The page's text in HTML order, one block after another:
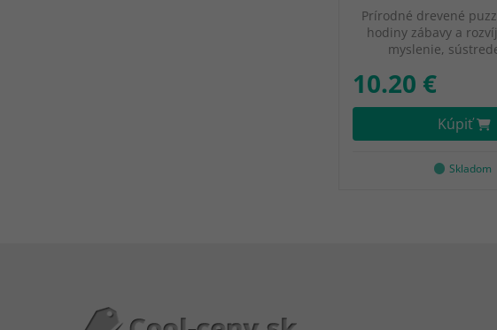
Prírodné drevené
hodiny zábavy a
myslenie,
10.20 €
Kúpiť
Skladom